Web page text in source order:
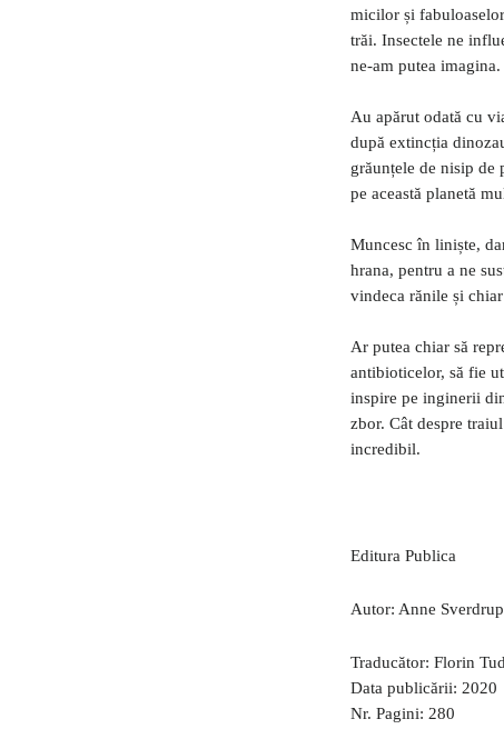
micilor și
trăi. Insectele ne
ne-am putea imagina.
Au apărut odată cu
după extincția
grăunțele de nisip de
pe această planetă
Muncesc în liniște,
hrana, pentru a ne
vindeca rănile și
Ar putea chiar să
antibioticelor, să fie
inspire pe inginerii
zbor. Cât despre
incredibil.
Editura Publica
Autor: Anne
Traducător: Florin
Data publicării: 2020
Nr. Pagini: 280